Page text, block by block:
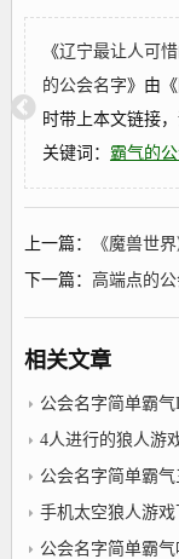
《辽宁最让人可
的公会名字》由《
时带上本文链接，
关键词： 霸气的
上一篇：
《魔兽世
下一篇： 高端点的
相关文章
公会名字简单霸气
4人进行的狼人游戏大
公会名字简单霸气三
手机太空狼人游戏下载
公会名字简单霸气呼